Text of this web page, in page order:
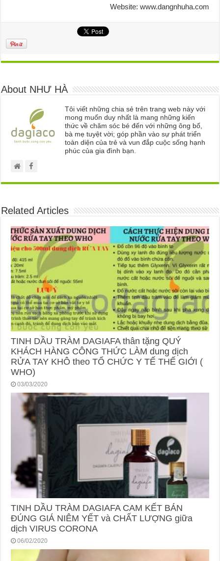
Website: www.dangnhuha.com
About NHƯ HÀ
Tôi viết những chia sẻ trên trang web này với
mong muốn duy nhất là mang những kiến
thức về chăm sóc bé đến với những ông bố,
bà mẹ tuyệt vời; góp phần vào sự phát triển
toàn diện của trẻ và vun đắp cuộc sống hạnh
phúc của gia đình bạn.
Related Articles
TINH DẦU TRÀM DAGIAFA thân tặng QUÝ
KHÁCH HÀNG CÔNG THỨC LÀM dung dịch
RỬA TAY KHÔ theo TỔ CHỨC Y TẾ THẾ GIỚI (
WHO)
03/03/2020
TINH DẦU TRÀM DAGIAFA CAM KẾT BÁN
ĐÚNG GIÁ NIÊM YẾT và CHẤT LƯỢNG giữa
dịch VIRUS CORONA
06/02/2020